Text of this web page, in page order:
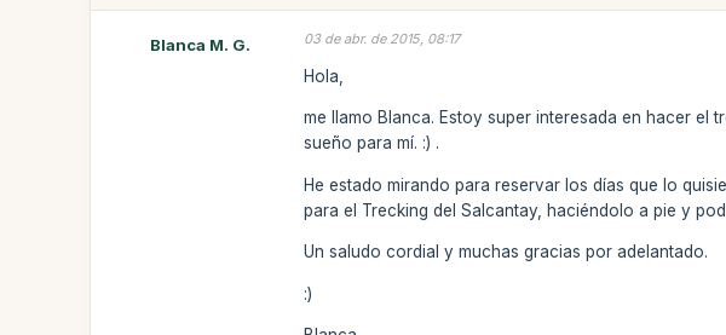
Blanca M. G. 03 de abr. de 2015, 08:17
Hola,
me llamo Blanca. Estoy super interesada en hacer el
sueño para mí. :) .
He estado mirando para reservar los días que lo
para el Trecking del Salcantay, haciéndolo a pie y
Un saludo cordial y muchas gracias por adelantado.
:)